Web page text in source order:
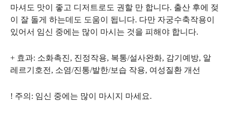
마셔도 맛이 좋고 디저트로도 권할 만 합니다. 출산 후에 젖
이 잘 돌게 하는데도 도움이 됩니다. 다만 자궁수축작용이
있어서 임신 중에는 많이 마시는 것을 피해야 합니다.
+ 효과: 소화촉진, 진정작용, 복통/설사완화, 감기예방, 알
레르기호전, 소염/진통/발한/보습 작용, 여성질환 개선
! 주의: 임신 중에는 많이 마시지 마세요.